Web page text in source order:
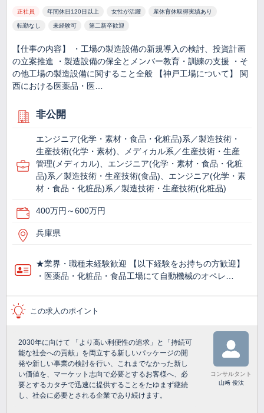
正社員 年間休日120日以上 女性が活躍 産休育休取得実績あり
転勤なし 未経験可 第二新卒歓迎
【仕事の内容】 ・工場の製造設備の新規導入の検討、投資計画
の立案推進 ・製造設備の保全とメンバー教育・訓練の支援 ・そ
の他工場の製造設備に関すること全般 【神戸工場について】 関
西における医薬品・医…
非公開
エンジニア(化学・素材・食品・化粧品)系／製造技術・
生産技術(化学・素材)、メディカル系／生産技術・生産
管理(メディカル)、エンジニア(化学・素材・食品・化粧
品)系／製造技術・生産技術(食品)、エンジニア(化学・素
材・食品・化粧品)系／製造技術・生産技術(化粧品)
400万円～600万円
兵庫県
★業界・職種未経験歓迎 【以下経験をお持ちの方歓迎】
・医薬品・化粧品・食品工場にて自動機械のオペレ…
この求人のポイント
2030年に向けて 「より高い利便性の追求」と「持続可
能な社会への貢献」を両立する新しいパッケージの開
発や新しい事業の検討を行い、これまでなかった新し
い価値を、マーケット志向で必要とするお客様へ、必
要とするカタチで迅速に提供することをたゆまず継続
し、社会に必要とされる企業であり続けます。
コンサルタント
山﨑 俊汰